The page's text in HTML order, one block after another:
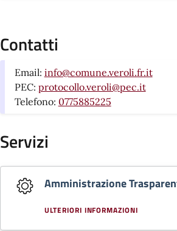
Contatti
Email: info@comune.veroli.fr.it
PEC: protocollo.veroli@pec.it
Telefono: 0775885225
Servizi
Amministrazione
ULTERIORI INFORMAZIONI